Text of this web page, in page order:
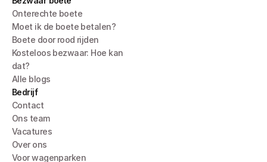
Onterechte boete
Moet ik de boete betalen?
Boete door rood rijden
Kosteloos bezwaar: Hoe kan
dat?
Alle blogs
Bedrijf
Contact
Ons team
Vacatures
Over ons
Voor wagenparken